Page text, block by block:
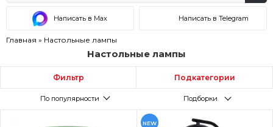
Написать в Max Написать в Telegram
Главная » Настольные лампы
Настольные лампы
Фильтр Подкатегории
По популярности Подборки
NEW